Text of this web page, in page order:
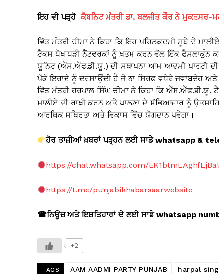
ਇਹ ਵੀ ਪੜ੍ਹੋ ਕੈਬਨਿਟ ਮੰਤਰੀ ਡਾ. ਬਲਜੀਤ ਕੌਰ ਨੇ ਮੁਕਤਸਰ-
ਵਿੱਤ ਮੰਤਰੀ ਚੀਮਾ ਨੇ ਕਿਹਾ ਕਿ ਇਹ ਪਹਿਲਕਦਮੀ ਸੂਬੇ ਦੇ
ਟੈਕਸ ਧੋਖਾਧੜੀ ਨੈੱਟਵਰਕਾਂ ਨੂੰ ਖ਼ਤਮ ਕਰਨ ਵੱਲ ਇੱਕ ਫੈਸਲਾਕੁੰਨ
ਯੂਨਿਟ (ਐੱਸ.ਐੱਫ.ਡੀ.ਯੂ.) ਦੀ ਸਥਾਪਨਾ ਆਮ ਆਦਮੀ ਪਾਰਟੀ
ਪੱਕੇ ਇਰਾਦੇ ਨੂੰ ਦਰਸਾਉਂਦੀ ਹੈ ਜੋ ਨਾ ਸਿਰਫ਼ ਵਧੇਰੇ ਜਵਾਬਦੇਹ ਅਤੇ
ਵਿੱਤ ਮੰਤਰੀ ਹਰਪਾਲ ਸਿੰਘ ਚੀਮਾ ਨੇ ਕਿਹਾ ਕਿ
ਮਾਲੀਏ ਦੀ ਰਾਖੀ ਕਰਨ ਅਤੇ ਪਾਲਣਾ ਦੇ ਸੱਭਿਆਚਾਰ ਨੂੰ
ਆਰਥਿਕ ਸਥਿਰਤਾ ਅਤੇ ਵਿਕਾਸ ਵਿੱਚ ਯੋਗਦਾਨ ਪਵੇਗਾ।
ਹੋਰ ਤਾਜ਼ੀਆਂ ਖ਼ਬਰਾਂ ਪੜ੍ਹਨ ਲਈ ਸਾਡੇ whatsapp &
https://chat.whatsapp.com/
https://t.me/punjabikhabarsaarwebsite
☎ਨਿਊਜ਼ ਅਤੇ ਇਸ਼ਤਿਹਾਰਾਂ ਦੇ ਲਈ ਸਾਡੇ whatsapp
+2
TAGS AAM AADMI PARTY PUNJAB
harpal